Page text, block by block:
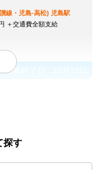
線・児島-高松) 児島駅
＋交通費全額支給
応募終了日：
探す